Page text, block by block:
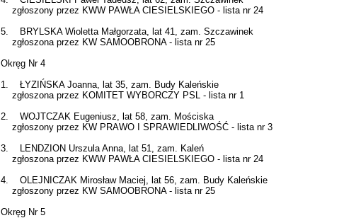
zgłoszony przez KWW PAWŁA CIESIELSKIEGO - lista nr 24
5. BRYLSKA Wioletta Małgorzata, lat 41, zam. Szczawinek
zgłoszona przez KW SAMOOBRONA - lista nr 25
Okręg Nr 4
1. ŁYZIŃSKA Joanna, lat 35, zam. Budy Kaleńskie
zgłoszona przez KOMITET WYBORCZY PSL - lista nr 1
2. WOJTCZAK Eugeniusz, lat 58, zam. Mościska
zgłoszony przez KW PRAWO I SPRAWIEDLIWOŚĆ - lista nr 3
3. LENDZION Urszula Anna, lat 51, zam. Kaleń
zgłoszona przez KWW PAWŁA CIESIELSKIEGO - lista nr 24
4. OLEJNICZAK Mirosław Maciej, lat 56, zam. Budy Kaleńskie
zgłoszony przez KW SAMOOBRONA - lista nr 25
Okręg Nr 5